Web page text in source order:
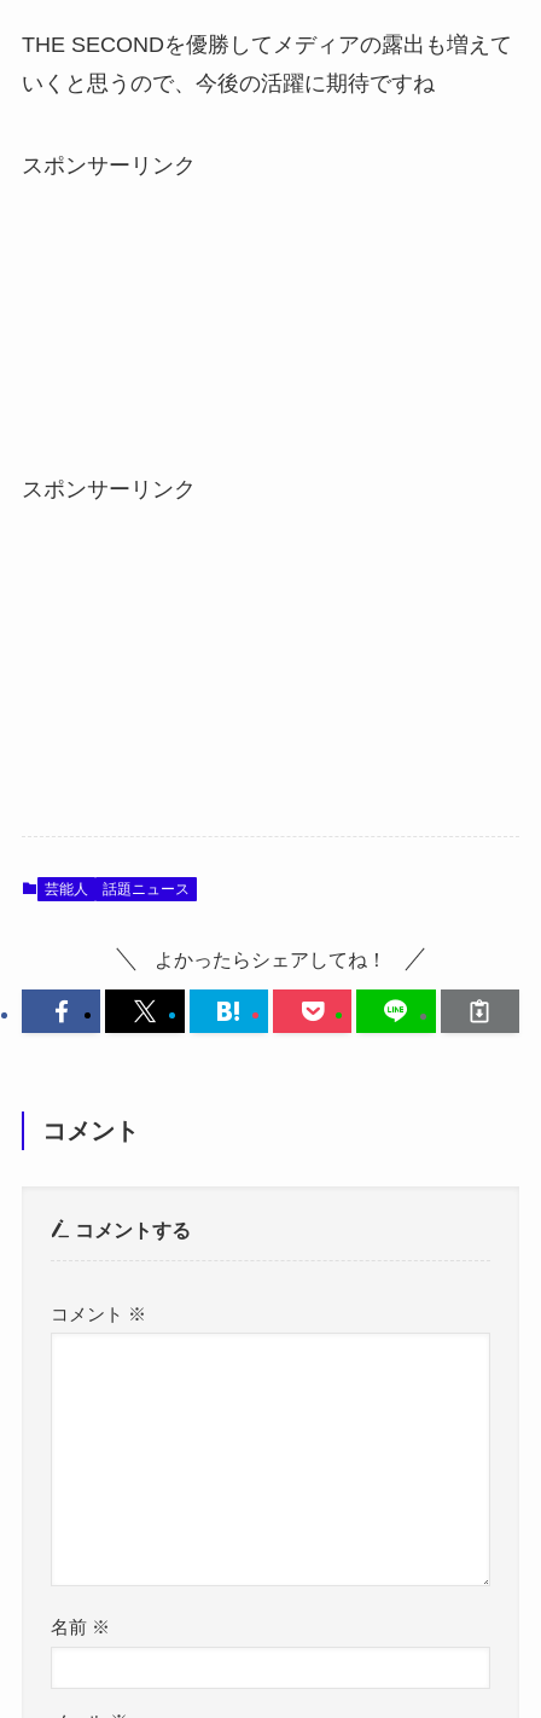
THE SECONDを優勝してメディアの露出も増えて
いくと思うので、今後の活躍に期待ですね
スポンサーリンク
スポンサーリンク
芸能人 話題ニュース
よかったらシェアしてね！
コメント
コメントする
コメント ※
名前 ※